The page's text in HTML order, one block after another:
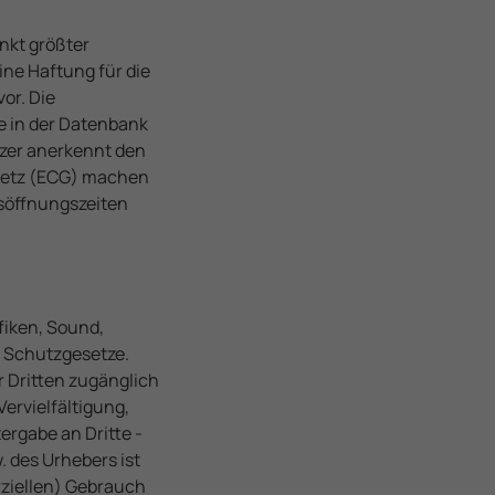
größter
Haftung für die
Die
in der Datenbank
anerkennt den
(ECG) machen
Sound,
Dritten zugänglich
an Dritte -
des Urhebers ist
Gebrauch